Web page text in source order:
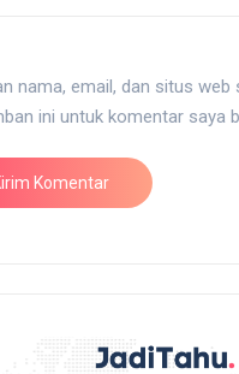
nama, email, dan situs web
ini untuk komentar saya